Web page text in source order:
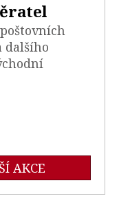
dalšího
AKCE